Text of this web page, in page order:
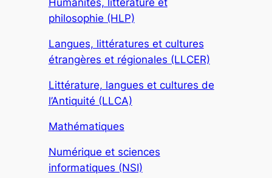
philosophie (HLP)
Langues, littératures et cultures
étrangères et régionales (LLCER)
Littérature, langues et cultures de
l’Antiquité (LLCA)
Mathématiques
Numérique et sciences
informatiques (NSI)